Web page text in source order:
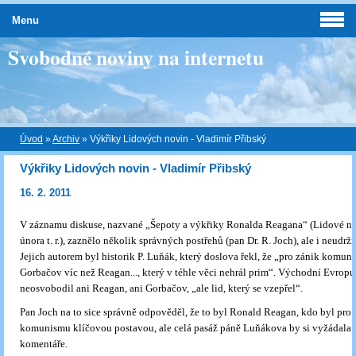
Svobodné noviny na internetu
Úvod »Archiv » Výkřiky Lidových novin - Vladimír Přibský
Výkřiky Lidových novin - Vladimír Přibský
16. 2. 2011
V záznamu diskuse, nazvané „Šepoty a výkřiky Ronalda Reagana“ (Lidové
února t. r.), zaznělo několik správných postřehů (pan Dr. R. Joch), ale i
Jejich autorem byl historik P. Luňák, který doslova řekl, že „pro zánik
Gorbačov víc než Reagan..., který v téhle věci nehrál prim“. Východní
neosvobodil ani Reagan, ani Gorbačov, „ale lid, který se vzepřel“.
Pan Joch na to sice správně odpověděl, že to byl Ronald Reagan, kdo byl pro
komunismu klíčovou postavou, ale celá pasáž páně Luňákova by si vyžádala
komentáře.
Menu